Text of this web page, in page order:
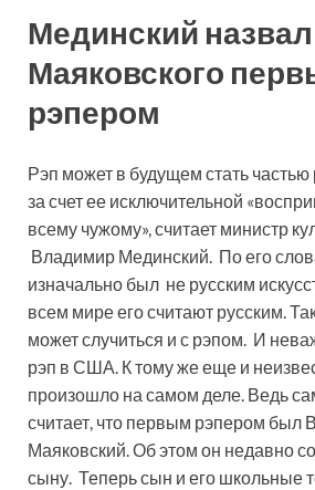
Мединский назвал
Маяковского
рэпером
Рэп может в будущем стать частью
за счет ее исключительной
всему чужому», считает министр
Владимир Мединский. По его
изначально был не русским
всем мире его считают русским.
может случиться и с рэпом. И
рэп в США. К тому же еще и
произошло на самом деле. Ведь
считает, что первым рэпером был
Маяковский. Об этом он недавно
сыну. Теперь сын и его школьные